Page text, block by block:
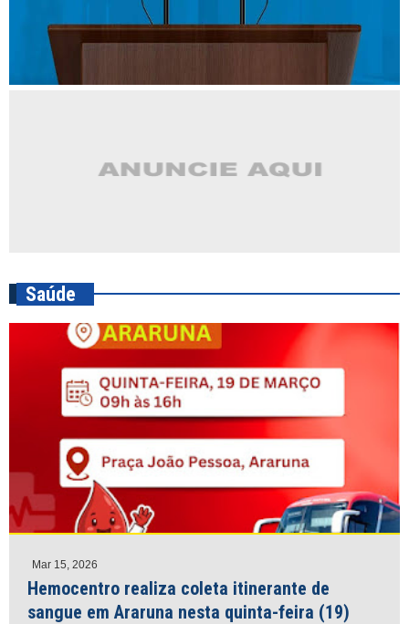
Saúde
Mar 15, 2026
Hemocentro realiza coleta itinerante de
sangue em Araruna nesta quinta-feira (19)